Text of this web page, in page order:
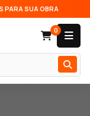
PARA SUA OBRA
0